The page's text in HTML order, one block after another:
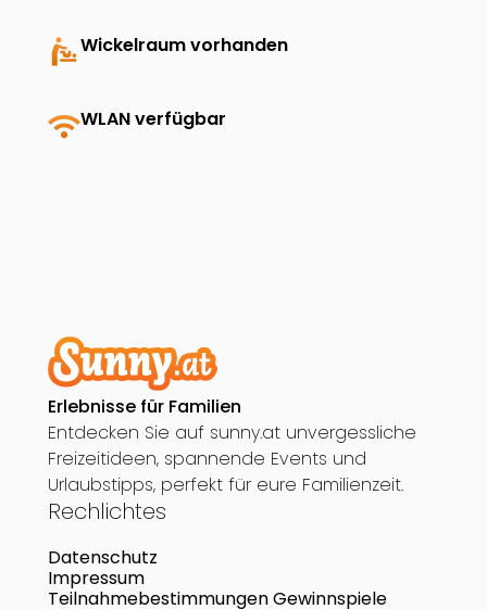
baby_changing_stationWickelraum vorhanden
wifiWLAN verfügbar
Erlebnisse für Familien
Entdecken Sie auf sunny.at unvergessliche
Freizeitideen, spannende Events und
Urlaubstipps, perfekt für eure Familienzeit.
Rechlichtes
Datenschutz
Impressum
Teilnahmebestimmungen Gewinnspiele